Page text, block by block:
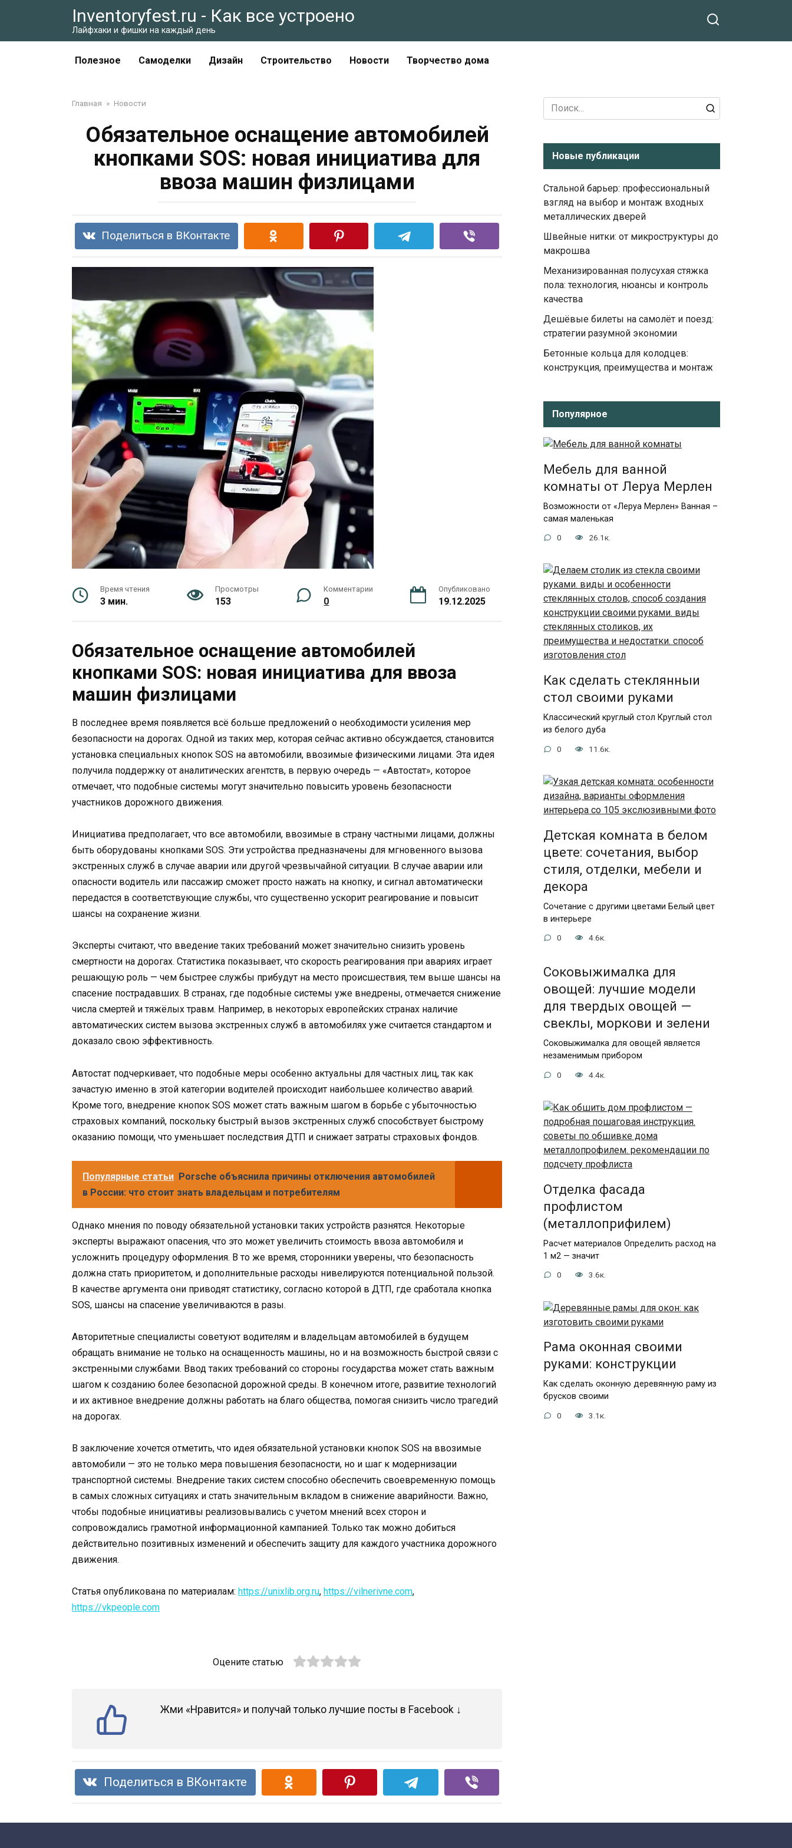
Inventoryfest.ru - Как все устроено
Лайфхаки и фишки на каждый день
Полезное Самоделки Дизайн Строительство Новости Творчество дома
Главная » Новости
Обязательное оснащение автомобилей
кнопками SOS: новая инициатива для
ввоза машин физлицами
Поделиться в ВКонтакте
Время чтения
3 мин.
Просмотры
153
Комментарии
0
Опубликовано
19.12.2025
Обязательное оснащение автомобилей
кнопками SOS: новая инициатива для ввоза
машин физлицами
В последнее время появляется всё больше предложений о необходимости усиления мер
безопасности на дорогах. Одной из таких мер, которая сейчас активно обсуждается, становится
установка специальных кнопок SOS на автомобили, ввозимые физическими лицами. Эта идея
получила поддержку от аналитических агентств, в первую очередь — «Автостат», которое
отмечает, что подобные системы могут значительно повысить уровень безопасности
участников дорожного движения.
Инициатива предполагает, что все автомобили, ввозимые в страну частными лицами, должны
быть оборудованы кнопками SOS. Эти устройства предназначены для мгновенного вызова
экстренных служб в случае аварии или другой чрезвычайной ситуации. В случае аварии или
опасности водитель или пассажир сможет просто нажать на кнопку, и сигнал автоматически
передастся в соответствующие службы, что существенно ускорит реагирование и повысит
шансы на сохранение жизни.
Эксперты считают, что введение таких требований может значительно снизить уровень
смертности на дорогах. Статистика показывает, что скорость реагирования при авариях играет
решающую роль — чем быстрее службы прибудут на место происшествия, тем выше шансы на
спасение пострадавших. В странах, где подобные системы уже внедрены, отмечается снижение
числа смертей и тяжёлых травм. Например, в некоторых европейских странах наличие
автоматических систем вызова экстренных служб в автомобилях уже считается стандартом и
доказало свою эффективность.
Автостат подчеркивает, что подобные меры особенно актуальны для частных лиц, так как
зачастую именно в этой категории водителей происходит наибольшее количество аварий.
Кроме того, внедрение кнопок SOS может стать важным шагом в борьбе с убыточностью
страховых компаний, поскольку быстрый вызов экстренных служб способствует быстрому
оказанию помощи, что уменьшает последствия ДТП и снижает затраты страховых фондов.
Популярные статьи Porsche объяснила причины отключения автомобилей
в России: что стоит знать владельцам и потребителям
Однако мнения по поводу обязательной установки таких устройств разнятся. Некоторые
эксперты выражают опасения, что это может увеличить стоимость ввоза автомобиля и
усложнить процедуру оформления. В то же время, сторонники уверены, что безопасность
должна стать приоритетом, и дополнительные расходы нивелируются потенциальной пользой.
В качестве аргумента они приводят статистику, согласно которой в ДТП, где сработала кнопка
SOS, шансы на спасение увеличиваются в разы.
Авторитетные специалисты советуют водителям и владельцам автомобилей в будущем
обращать внимание не только на оснащенность машины, но и на возможность быстрой связи с
экстренными службами. Ввод таких требований со стороны государства может стать важным
шагом к созданию более безопасной дорожной среды. В конечном итоге, развитие технологий
и их активное внедрение должны работать на благо общества, помогая снизить число трагедий
на дорогах.
В заключение хочется отметить, что идея обязательной установки кнопок SOS на ввозимые
автомобили — это не только мера повышения безопасности, но и шаг к модернизации
транспортной системы. Внедрение таких систем способно обеспечить своевременную помощь
в самых сложных ситуациях и стать значительным вкладом в снижение аварийности. Важно,
чтобы подобные инициативы реализовывались с учетом мнений всех сторон и
сопровождались грамотной информационной кампанией. Только так можно добиться
действительно позитивных изменений и обеспечить защиту для каждого участника дорожного
движения.
Статья опубликована по материалам: https://unixlib.org.ru, https://vilnerivne.com,
https://vkpeople.com
Оцените статью
Жми «Нравится» и получай только лучшие посты в Facebook ↓
Поделиться в ВКонтакте
Search
for:
Новые публикации
Стальной барьер: профессиональный
взгляд на выбор и монтаж входных
металлических дверей
Швейные нитки: от микроструктуры до
макрошва
Механизированная полусухая стяжка
пола: технология, нюансы и контроль
качества
Дешёвые билеты на самолёт и поезд:
стратегии разумной экономии
Бетонные кольца для колодцев:
конструкция, преимущества и монтаж
Популярное
Мебель для ванной
комнаты от Леруа Мерлен
Возможности от «Леруа Мерлен» Ванная –
самая маленькая
0 26.1к.
Как сделать стеклянныи
стол своими руками
Классический круглый стол Круглый стол
из белого дуба
0 11.6к.
Детская комната в белом
цвете: сочетания, выбор
стиля, отделки, мебели и
декора
Сочетание с другими цветами Белый цвет
в интерьере
0 4.6к.
Соковыжималка для
овощей: лучшие модели
для твердых овощей —
свеклы, моркови и зелени
Соковыжималка для овощей является
незаменимым прибором
0 4.4к.
Отделка фасада
профлистом
(металлоприфилем)
Расчет материалов Определить расход на
1 м2 — значит
0 3.6к.
Рама оконная своими
руками: конструкции
Как сделать оконную деревянную раму из
брусков своими
0 3.1к.